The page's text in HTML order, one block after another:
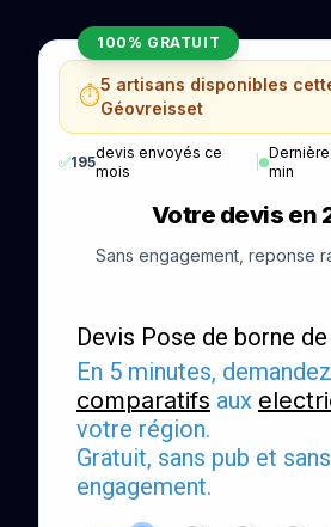
100% GRATUIT
⏱️5 artisans disponibles
Géovreisset
✅195
devis envoyés ce
mois
|
min
Votre devis en
Sans engagement, reponse
Devis Pose de borne
En 5 minutes, demandez
comparatifs aux
votre région.
Gratuit, sans pub et sans
engagement.